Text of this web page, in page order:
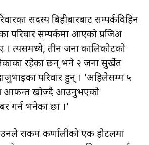
सदस्य बिहीबारबाट सम्पर्कविहिन
परिवार सम्पर्कमा आएको प्रजिअ
। त्यसमध्ये, तीन जना कालिकोटको
रहेका छन् भने २ जना सुर्खेत
परिवार हुन् । 'अहिलेसम्म ५
आफन्त खोज्दै आउनुभएको
गर्न भनेका छौँ ।'
राकम कर्णालीको एक होटलमा